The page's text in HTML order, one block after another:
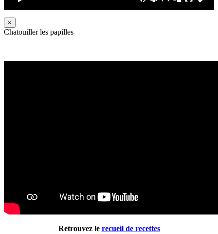
×
Chatouiller les papilles
Retrouvez le recueil de recettes